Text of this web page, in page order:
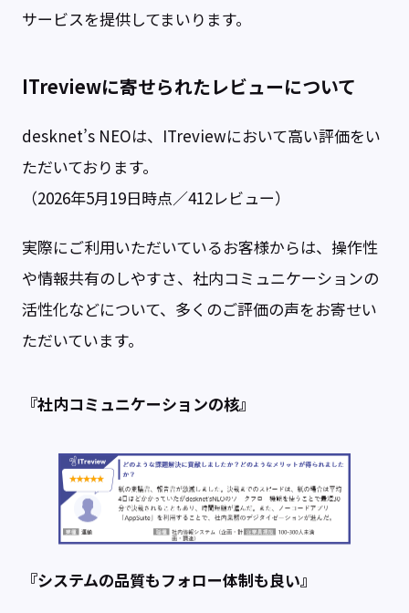
サービスを提供してまいります。
ITreviewに寄せられたレビューについて
desknet’s NEOは、ITreviewにおいて高い評価をい
ただいております。
（2026年5月19日時点／412レビュー）
実際にご利用いただいているお客様からは、操作性
や情報共有のしやすさ、社内コミュニケーションの
活性化などについて、多くのご評価の声をお寄せい
ただいています。
『社内コミュニケーションの核』
『システムの品質もフォロー体制も良い』